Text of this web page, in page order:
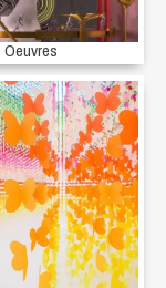
Oeuvres